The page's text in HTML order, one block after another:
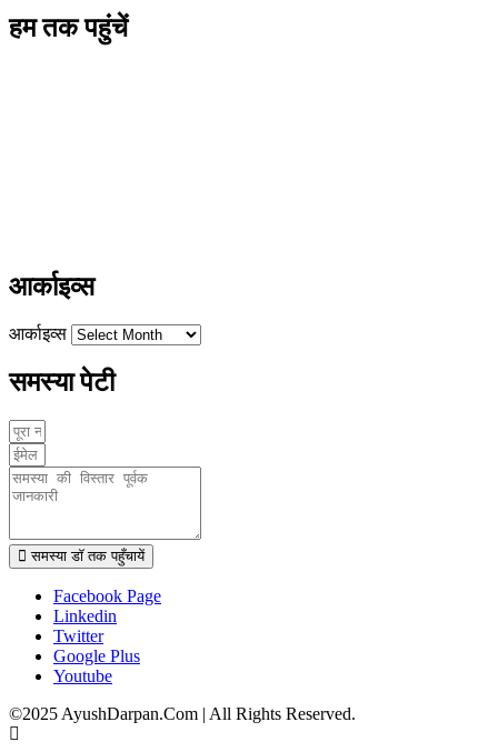
हम तक पहुंचें
आर्काइव्स
आर्काइव्स
समस्या पेटी
समस्या डॉ तक पहुँचायें
Facebook Page
Linkedin
Twitter
Google Plus
Youtube
©2025 AyushDarpan.Com | All Rights Reserved.